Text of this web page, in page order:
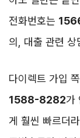
전화번호는
의, 대출 관련 상
다이렉트 가입
1588-8282가
게 훨씬 빠르더